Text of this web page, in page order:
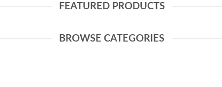
FEATURED PRODUCTS
BROWSE CATEGORIES